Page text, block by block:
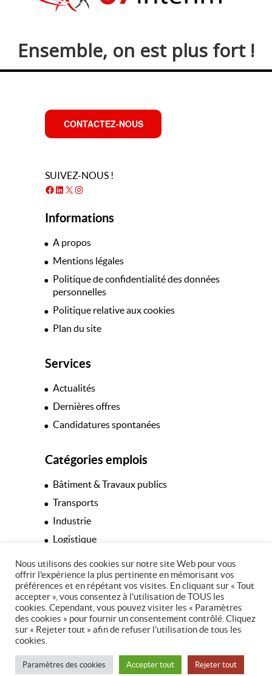
Ensemble, on est plus fort !
Nous utilisons des cookies sur notre site Web pour vous
offrir l'expérience la plus pertinente en mémorisant vos
préférences et en répétant vos visites. En cliquant sur « Tout
accepter », vous consentez à l'utilisation de TOUS les
cookies. Cependant, vous pouvez visiter les « Paramètres
des cookies » pour fournir un consentement contrôlé. Cliquez
sur « Rejeter tout » afin de refuser l'utilisation de tous les
cookies.
Paramètres des cookies Accepter tout Rejeter tout
CONTACTEZ-NOUS
SUIVEZ-NOUS !
Facebook
LinkedIn
X Instagram
Informations
A propos
Mentions légales
Politique de confidentialité des données
personnelles
Politique relative aux cookies
Plan du site
Services
Actualités
Dernières offres
Candidatures spontanées
Catégories emplois
Bâtiment & Travaux publics
Transports
Industrie
Logistique
Espaces verts
Tertiaire
© Copyright 2026 - 37 Intérim